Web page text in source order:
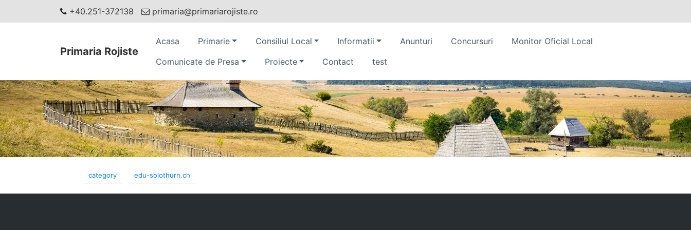
+40.251-372138 primaria@primariarojiste.ro
Primaria Rojiste
Acasa Primarie Consiliul Local Informatii Anunturi Concursuri
Monitor Oficial Local
Comunicate de Presa
Proiecte Contact test
category edu-solothurn.ch